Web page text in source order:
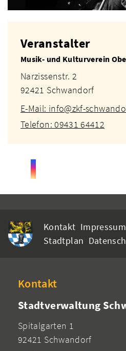
Veranstalter
Musik- und Kulturverein
Narzissenstr. 2
92421 Schwandorf
E-Mail: info@zkf-
Telefon: 09431 64412
Kontakt Impressum
Stadtplan
Kontakt
Stadtverwaltung
Spitalgarten 1
92421 Schwandorf